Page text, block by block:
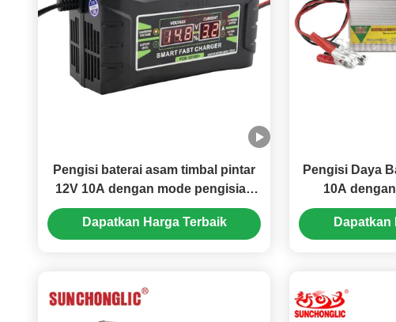
Pengisi baterai asam timbal pintar
12V 10A dengan mode pengisian
PWM dan tegangan input 150V-
250V
Dapatkan Harga Terbaik
Pengisi Daya
10A
Langkah dan
untuk
Dapatkan